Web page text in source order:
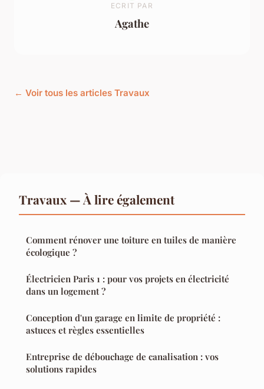
ECRIT PAR
Agathe
← Voir tous les articles Travaux
Travaux — À lire également
Comment rénover une toiture en tuiles de manière
écologique ?
Électricien Paris 1 : pour vos projets en électricité
dans un logement ?
Conception d'un garage en limite de propriété :
astuces et règles essentielles
Entreprise de débouchage de canalisation : vos
solutions rapides